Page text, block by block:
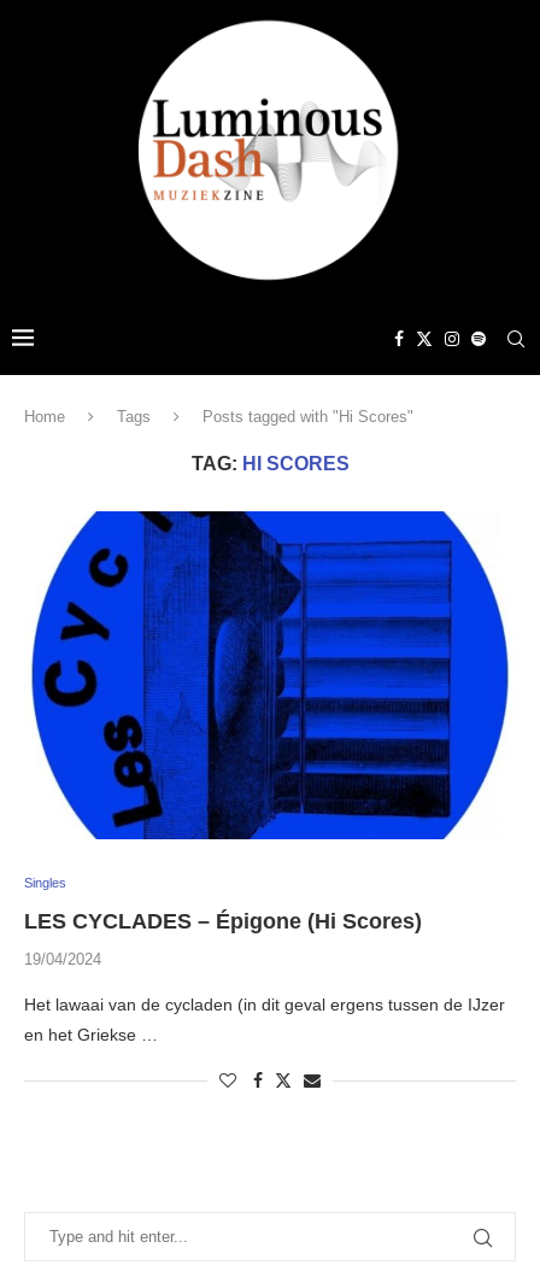
Home Tags Posts tagged with "Hi Scores"
TAG: HI SCORES
Singles
LES CYCLADES – Épigone (Hi Scores)
19/04/2024
Het lawaai van de cycladen (in dit geval ergens tussen de IJzer
en het Griekse …